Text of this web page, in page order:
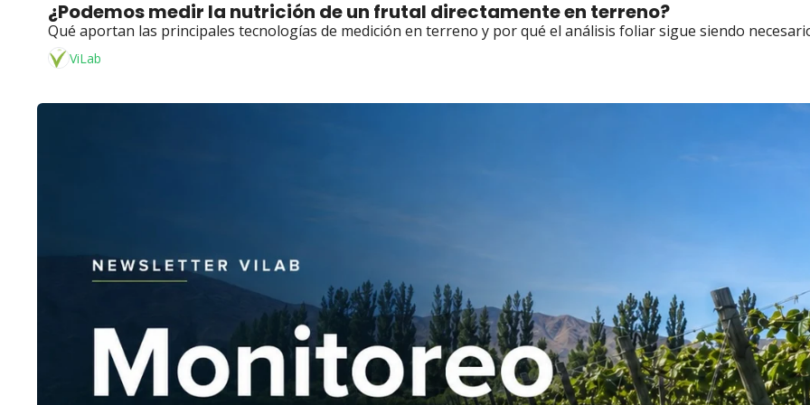
¿Podemos medir la nutrición de un frutal directamente en terreno?
Qué aportan las principales tecnologías de medición en terreno y por qué el análisis foliar sigue siendo
ViLab